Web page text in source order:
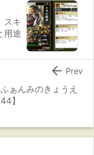
スキ
用途
ぁんみのきょうえ
】
 Prev